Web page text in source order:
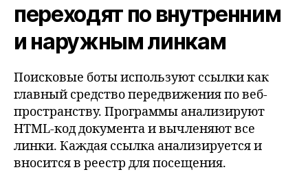
переходят по внутренним
и наружным линкам
Поисковые боты используют ссылки как
главный средство передвижения по веб-
пространству. Программы анализируют
HTML-код документа и вычленяют все
линки. Каждая ссылка анализируется и
вносится в реестр для посещения.